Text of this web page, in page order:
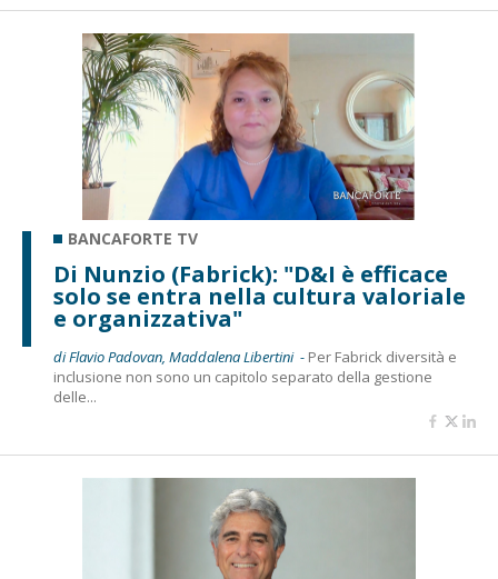
BANCAFORTE TV
Di Nunzio (Fabrick): "D&I è efficace
solo se entra nella cultura valoriale
e organizzativa"
di Flavio Padovan, Maddalena Libertini - Per Fabrick diversità e
inclusione non sono un capitolo separato della gestione
delle...